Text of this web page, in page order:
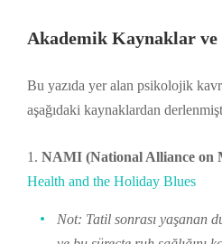
Akademik Kaynaklar
Bu yazıda yer alan psikolojik
aşağıdaki kaynaklardan
NAMI (National Alliance on
Health and the Holiday Blues
Not: Tatil sonrası yaşanan